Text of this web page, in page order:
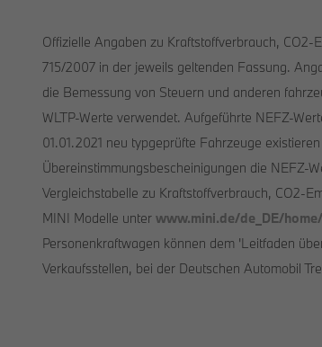
Offizielle Angaben zu Kraftstoffverbrauch,
715/2007 in der jeweils geltenden Fassung.
die Bemessung von Steuern und anderen
WLTP-Werte verwendet. Aufgeführte NEFZ-
01.01.2021 neu typgeprüfte Fahrzeuge
Übereinstimmungsbescheinigungen die NEFZ-
Vergleichstabelle zu Kraftstoffverbrauch, CO2-
MINI Modelle unter www.mini.de/de_DE/
Personenkraftwagen können dem 'Leitfaden
Verkaufsstellen, bei der Deutschen Automobil